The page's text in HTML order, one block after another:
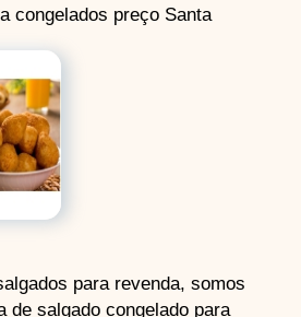
congelados preço Santa
para revenda, somos
de salgado congelado para